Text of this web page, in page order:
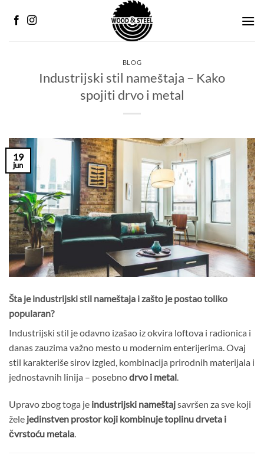
BLOG
Industrijski stil nameštaja – Kako
spojiti drvo i metal
19
jun
Šta je industrijski stil nameštaja i zašto je postao toliko
popularan?
Industrijski stil je odavno izašao iz okvira loftova i radionica i
danas zauzima važno mesto u modernim enterijerima. Ovaj
stil karakteriše sirov izgled, kombinacija prirodnih materijala i
jednostavnih linija – posebnodrvo i metal.
Upravo zbog toga je industrijski nameštajsavršen za sve koji
žele jedinstven prostor koji kombinuje toplinu drveta i
čvrstoću metala